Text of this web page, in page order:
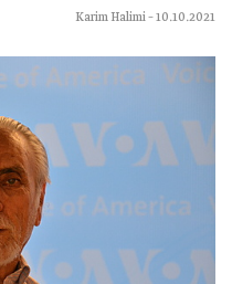
10.10.2021
–
Karim Halimi